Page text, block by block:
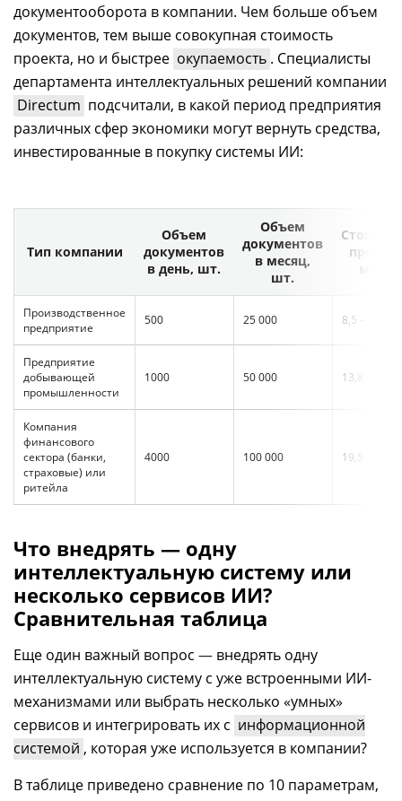
документооборота в компании. Чем больше объем
документов, тем выше совокупная стоимость
проекта, но и быстрее окупаемость . Специалисты
департамента интеллектуальных решений компании
Directum подсчитали, в какой период предприятия
различных сфер экономики могут вернуть средства,
инвестированные в покупку системы ИИ:
Тип компании
Объем
документов
в день, шт.
Объем
документов
в месяц,
шт.
Производственное
предприятие
500 25 000 8,5 – 9,2
Предприятие
добывающей
промышленности
1000 50 000 13,8 – 15
Компания
финансового
сектора (банки,
страховые) или
ритейла
4000 100 000 19,5 – 22
Что внедрять — одну
интеллектуальную систему или
несколько сервисов ИИ?
Сравнительная таблица
Еще один важный вопрос — внедрять одну
интеллектуальную систему с уже встроенными ИИ-
механизмами или выбрать несколько «умных»
сервисов и интегрировать их с информационной
системой , которая уже используется в компании?
В таблице приведено сравнение по 10 параметрам,